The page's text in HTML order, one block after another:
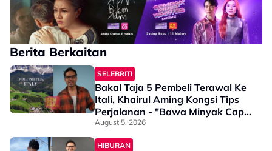
Berita Berkaitan
SELEBRITI
Bakal Taja 5 Pembeli Terawal Ke
Itali, Khairul Aming Kongsi Tips
Perjalanan - "Bawa Minyak Cap
Kapak, Jangan Banyak Ambil
Order ‘Fridge Magnet’..."
August 5, 2026
HIBURAN